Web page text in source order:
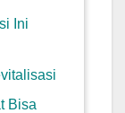
Ini
Bisa